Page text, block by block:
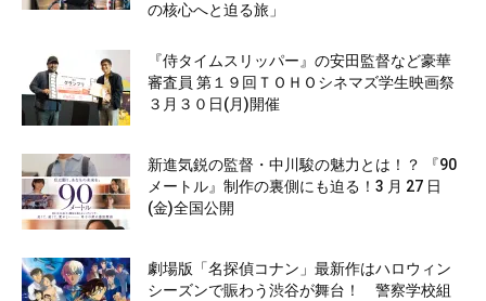
の核心へと迫る旅」
『侍タイムスリッパー』の安田監督など豪華
審査員 第１９回ＴＯＨＯシネマズ学生映画祭
３月３０日(月)開催
新進気鋭の監督・中川駿の魅力とは！？ 『90
メートル』制作の裏側にも迫る！3 月 27 日
(金)全国公開
劇場版「名探偵コナン」最新作はハロウィン
シーズンで賑わう渋谷が舞台！ 警察学校組